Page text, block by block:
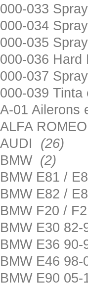
000-033
000-034
000-035
000-036
000-037
000-039
A-01 Ailerons
ALFA ROMEO
AUDI (26)
BMW (2)
BMW E81 /
BMW E82 /
BMW F20 /
BMW E30 82-
BMW E36 90-
BMW E46 98-
BMW E90 05-